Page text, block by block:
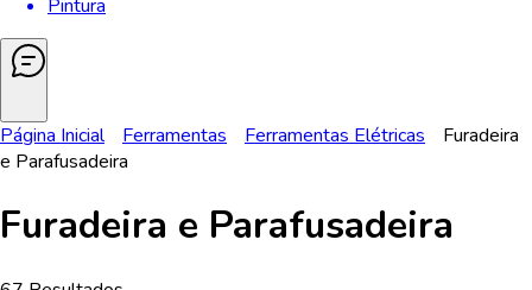
Pintura
Página Inicial Ferramentas Ferramentas Elétricas
Furadeira
e Parafusadeira
Furadeira e Parafusadeira